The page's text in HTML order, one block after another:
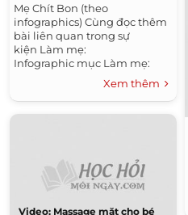
Mẹ Chít Bon (theo
infographics) Cùng đọc thêm
bài liên quan trong sự
kiện Làm mẹ:
Infographic mục Làm mẹ:
Xem thêm
Video: Massage mặt cho bé